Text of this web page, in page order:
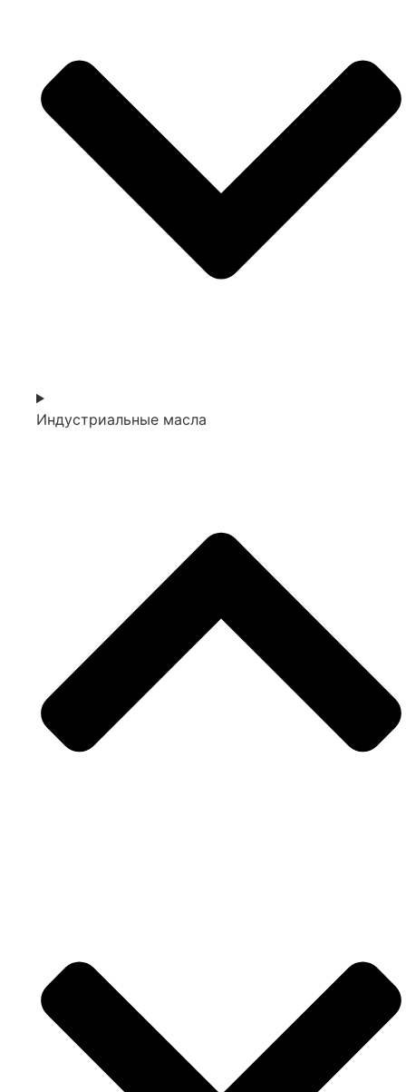
Индустриальные масла